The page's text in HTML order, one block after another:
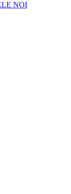
NOI